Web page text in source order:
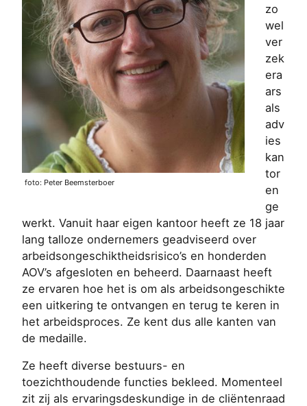
foto: Peter Beemsterboer
zo
wel
ver
zek
era
ars
als
adv
ies
kan
tor
en
ge
werkt. Vanuit haar eigen kantoor heeft ze 18 jaar
lang talloze ondernemers geadviseerd over
arbeidsongeschiktheidsrisico’s en honderden
AOV’s afgesloten en beheerd. Daarnaast heeft
ze ervaren hoe het is om als arbeidsongeschikte
een uitkering te ontvangen en terug te keren in
het arbeidsproces. Ze kent dus alle kanten van
de medaille.
Ze heeft diverse bestuurs- en
toezichthoudende functies bekleed. Momenteel
zit zij als ervaringsdeskundige in de cliëntenraad